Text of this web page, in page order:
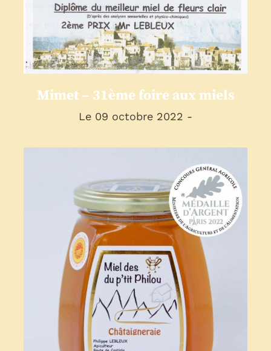
miels
presse
Mimet – 31ème foire aux miels
Le 09 octobre 2022 -
Concours général agricole
de Paris
presse